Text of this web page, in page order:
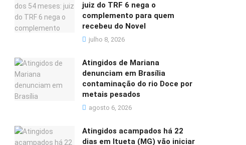
juiz do TRF 6 nega o
complemento para quem
recebeu do Novel
julho 8, 2026
Atingidos de Mariana
denunciam em Brasília
contaminação do rio Doce por
metais pesados
agosto 6, 2026
Atingidos acampados há 22
dias em Itueta (MG) vão iniciar